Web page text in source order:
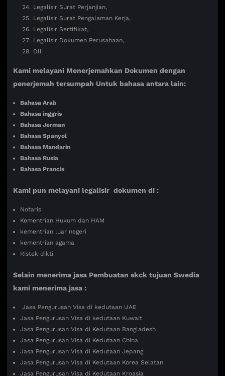
Legalisir Surat Perjanjian,
Legalisir Surat Pengalaman Kerja,
Legalisir Sertifikat,
Legalisir Dokumen Perusahaan,
Dll
Kami melayani Menerjemahkan Dokumen dengan
penerjemah tersumpah Untuk bahasa antara lain:
Bahasa Arab
Bahasa inggris
Bahasa Jerman
Bahasa Spanyol
Bahasa Mandarin
Bahasa Rusia
Bahasa Prancis
Kami pun melayani legalisir dokumen di :
Notaris
Kementrian Hukum dan HAM
kementrian luar negeri
kementrian agama
Ristek dikti
Selain menerima jasa Pembuatan skck tujuan Swedia
kami menerima jasa :
Jasa Pengurusan Visa di kedutaan UAE
Jasa Pengurusan Visa di kedutaan Kuwait
Jasa Pengurusan Visa di Kedutaan Bangladesh
Jasa Pengurusan Visa di Kedutaan China
Jasa Pengurusan Visa di Kedutaan Jepang
Jasa Pengurusan Visa di Kedutaan Korea Selatan
Jasa Pengurusan Visa di Kedutaan Kroasia